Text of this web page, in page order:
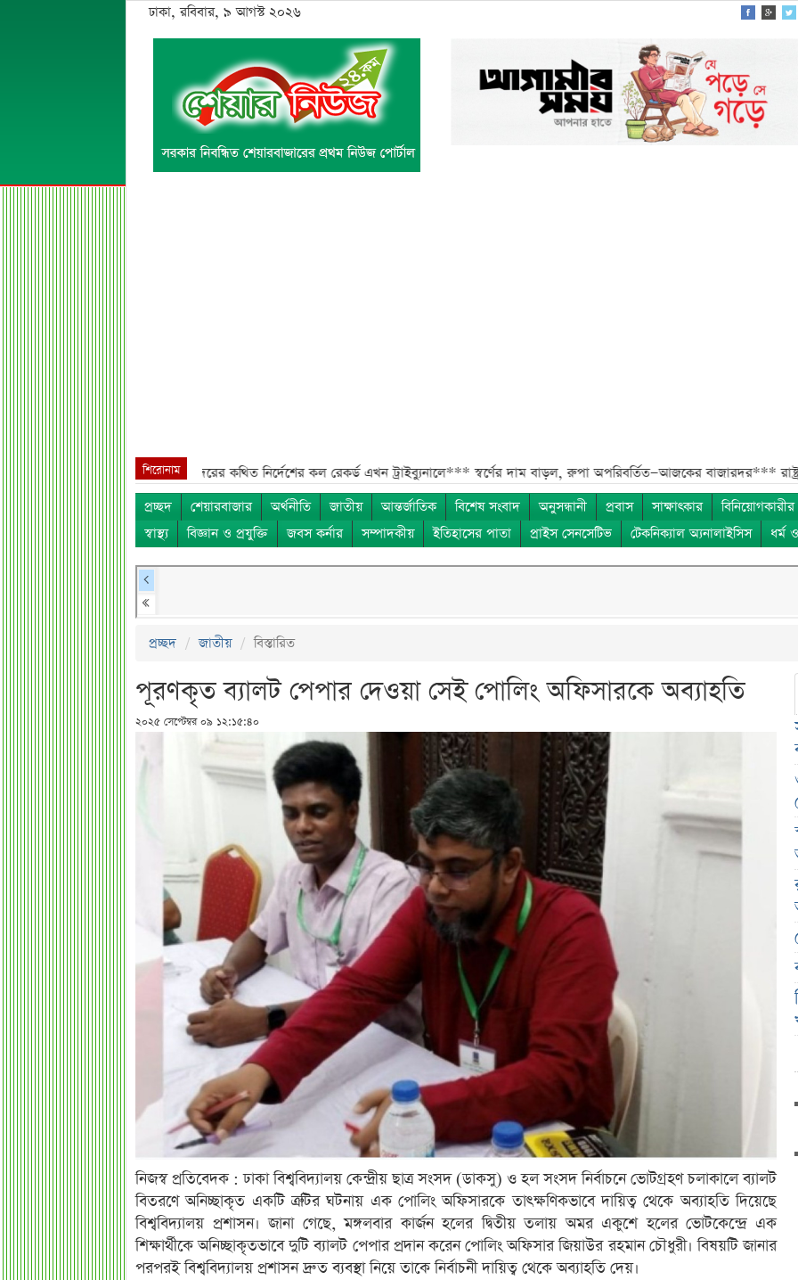
ঢাকা, রবিবার, ৯ আগস্ট ২০২৬
শিরোনাম
ওবায়দুল কাদেরের কথিত নির্দেশের কল রেকর্ড এখন ট্রাইব্যুনালে*** স্বর্ণের দাম বাড়ল, রুপা অপরিবর্তিত—আজকের বাজারদর*** রাষ্ট্রপতি
প্রচ্ছদ
শেয়ারবাজার অর্থনীতি জাতীয় আন্তর্জাতিক বিশেষ সংবাদ অনুসন্ধানী প্রবাস সাক্ষাৎকার
স্বাস্থ্য
বিজ্ঞান ও প্রযুক্তি জবস কর্নার সম্পাদকীয় ইতিহাসের পাতা প্রাইস সেনসেটিভ টেকনিক্যাল অ্যনালাইসিস ধর্ম
প্রচ্ছদ জাতীয় বিস্তারিত
পূরণকৃত ব্যালট পেপার দেওয়া সেই পোলিং অফিসারকে অব্যাহতি
২০২৫ সেপ্টেম্বর ০৯ ১২:১৫:৪০
নিজস্ব প্রতিবেদক : ঢাকা বিশ্ববিদ্যালয় কেন্দ্রীয় ছাত্র সংসদ (ডাকসু) ও হল সংসদ নির্বাচনে ভোটগ্রহণ চলাকালে ব্যালট
বিতরণে অনিচ্ছাকৃত একটি ত্রুটির ঘটনায় এক পোলিং অফিসারকে তাৎক্ষণিকভাবে দায়িত্ব থেকে অব্যাহতি দিয়েছে
বিশ্ববিদ্যালয় প্রশাসন। জানা গেছে, মঙ্গলবার কার্জন হলের দ্বিতীয় তলায় অমর একুশে হলের ভোটকেন্দ্রে এক
শিক্ষার্থীকে অনিচ্ছাকৃতভাবে দুটি ব্যালট পেপার প্রদান করেন পোলিং অফিসার জিয়াউর রহমান চৌধুরী। বিষয়টি জানার
পরপরই বিশ্ববিদ্যালয় প্রশাসন দ্রুত ব্যবস্থা নিয়ে তাকে নির্বাচনী দায়িত্ব থেকে অব্যাহতি দেয়।